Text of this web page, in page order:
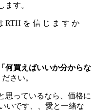
ます。
RTH を 信 じ ま す か
「何買えばいいか分からな
さい。
思っているなら、価格に
いです、、愛と一緒な